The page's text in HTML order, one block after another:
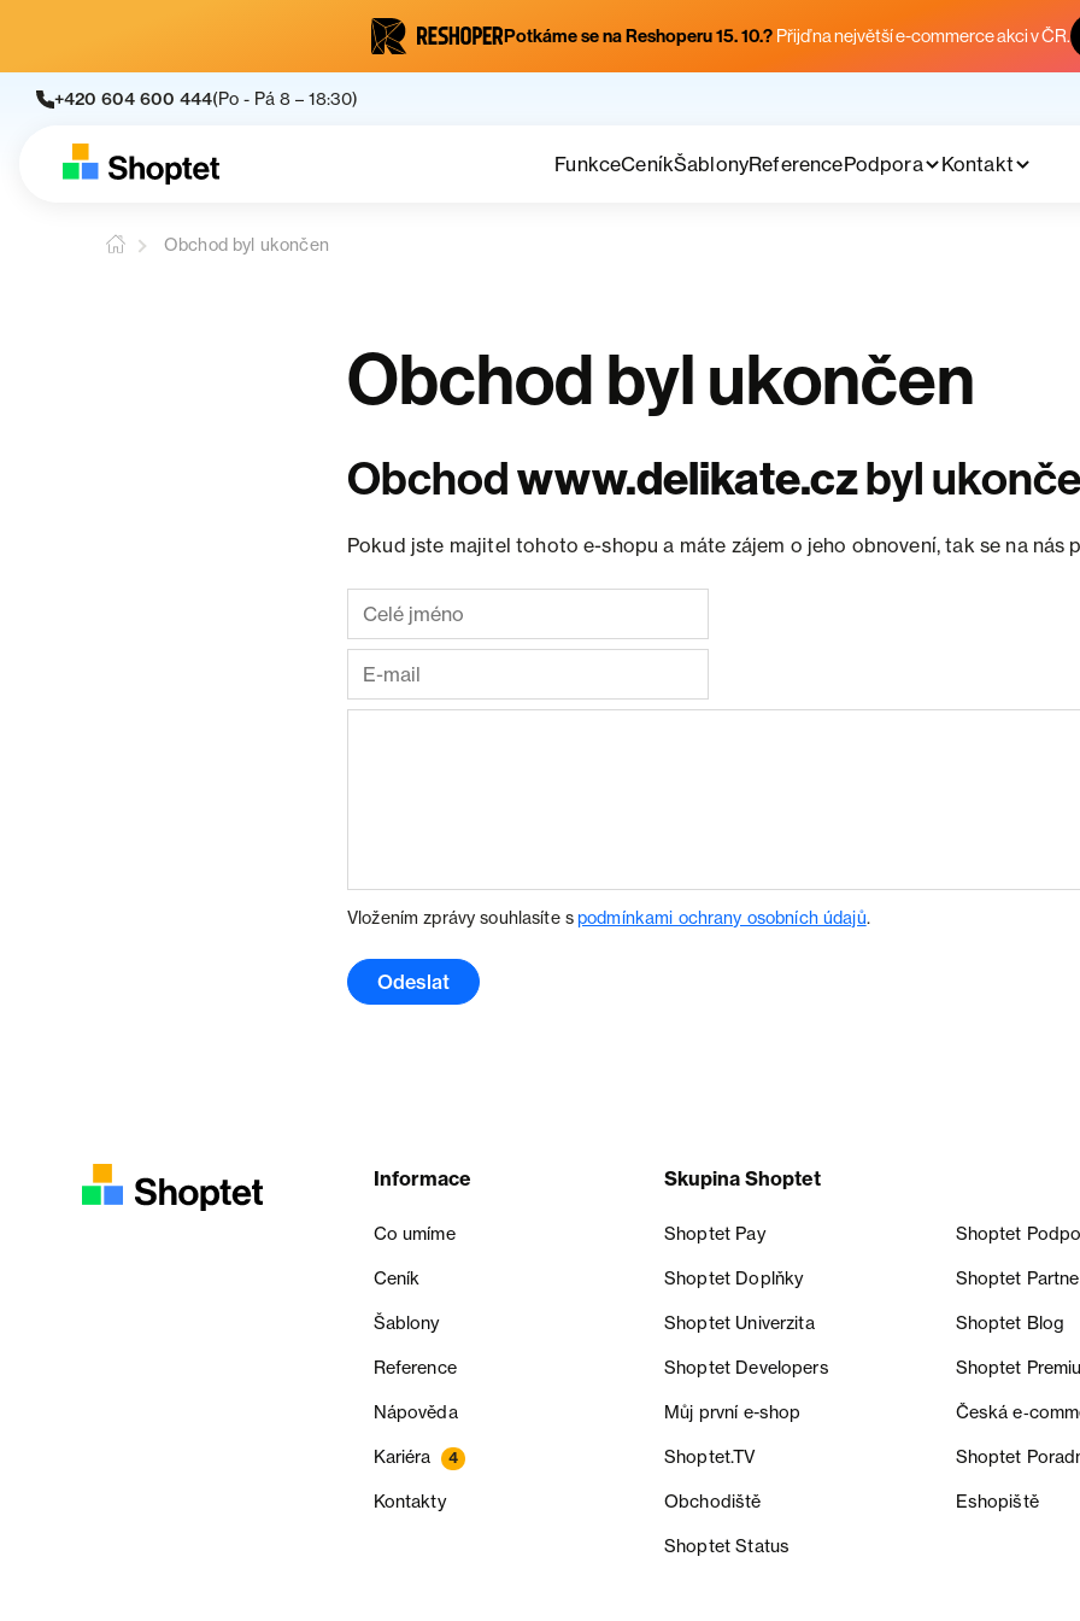
Potkáme se na Reshoperu 15. 10.? Přijď na největší e-commerce akci v ČR.
+420 604 600 444(Po - Pá 8 – 18:30)
FunkceCeníkŠablonyReferencePodpora Kontakt
Obchod byl ukončen
Obchod byl ukončen
Obchodwww.delikate.czbyl
Pokud jste majitel tohoto e-shopu a máte zájem o jeho obnovení, tak se na nás
Vložením zprávy souhlasíte spodmínkami ochrany osobních údajů.
Odeslat
Informace
Co umíme
Ceník
Šablony
Reference
Nápověda
Kariéra 4
Kontakty
Skupina Shoptet
Shoptet Pay Shoptet
Shoptet Doplňky Shoptet
Shoptet Univerzita Shoptet Blog
Shoptet Developers Shoptet
Můj první e-shop Česká
Shoptet.TV Shoptet
Obchodiště Eshopiště
Shoptet Status